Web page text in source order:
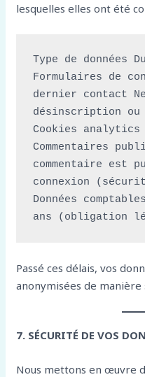
lesquelles elles ont été
Type de données
Formulaires de
dernier contact
désinscription
Cookies analytics
Commentaires
commentaire est
connexion
Données
ans (obligation
Passé ces délais, vos
anonymisées de manière
7. SÉCURITÉ DE VOS
Nous mettons en œuvre